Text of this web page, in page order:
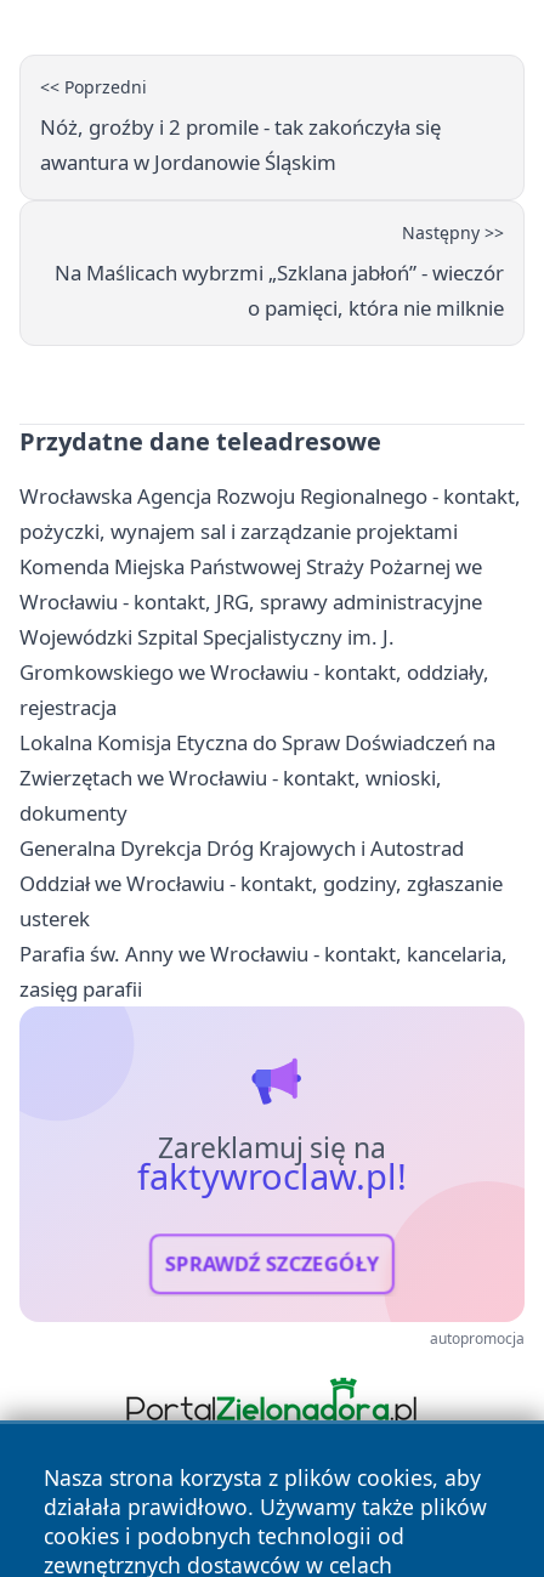
<< Poprzedni
Nóż, groźby i 2 promile - tak zakończyła się
awantura w Jordanowie Śląskim
Następny >>
Na Maślicach wybrzmi „Szklana jabłoń” - wieczór
o pamięci, która nie milknie
Przydatne dane teleadresowe
Wrocławska Agencja Rozwoju Regionalnego - kontakt,
pożyczki, wynajem sal i zarządzanie projektami
Komenda Miejska Państwowej Straży Pożarnej we
Wrocławiu - kontakt, JRG, sprawy administracyjne
Wojewódzki Szpital Specjalistyczny im. J.
Gromkowskiego we Wrocławiu - kontakt, oddziały,
rejestracja
Lokalna Komisja Etyczna do Spraw Doświadczeń na
Zwierzętach we Wrocławiu - kontakt, wnioski,
dokumenty
Generalna Dyrekcja Dróg Krajowych i Autostrad
Oddział we Wrocławiu - kontakt, godziny, zgłaszanie
usterek
Parafia św. Anny we Wrocławiu - kontakt, kancelaria,
zasięg parafii
Zareklamuj się na
faktywroclaw.pl!
SPRAWDŹ SZCZEGÓŁY
autopromocja
Nasza strona korzysta z plików cookies, aby
działała prawidłowo. Używamy także plików
cookies i podobnych technologii od
zewnętrznych dostawców w celach